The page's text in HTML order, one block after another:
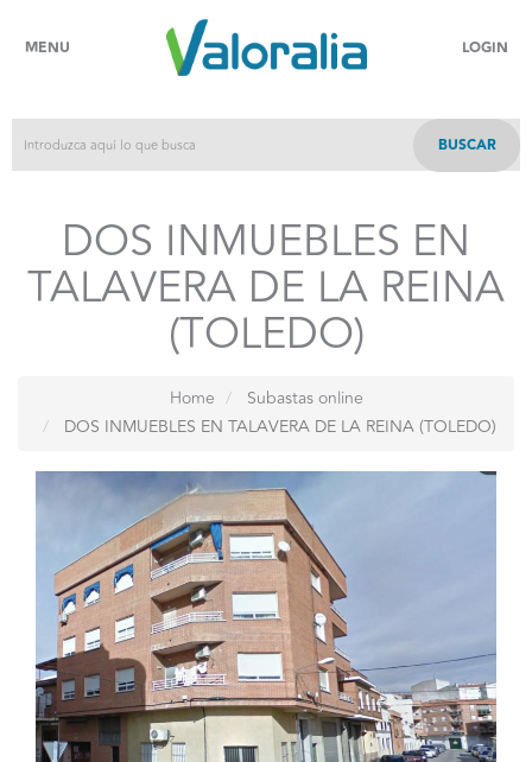
MENU LOGIN
BUSCAR
DOS INMUEBLES EN
TALAVERA DE LA REINA
(TOLEDO)
Home
Subastas online
DOS INMUEBLES EN TALAVERA DE LA REINA (TOLEDO)